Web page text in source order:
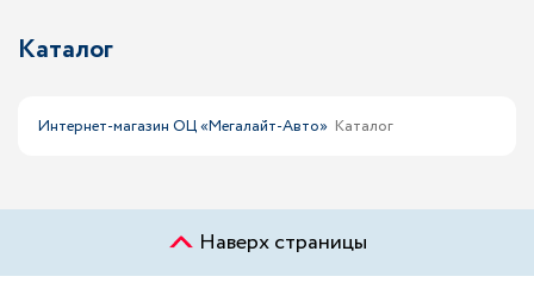
Каталог
Интернет-магазин ОЦ «Мегалайт-Авто» Каталог
Наверх страницы